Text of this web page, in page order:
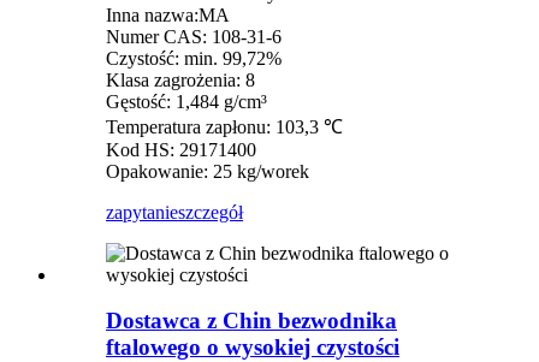
Inna nazwa:MA
Numer CAS: 108-31-6
Czystość: min. 99,72%
Klasa zagrożenia: 8
Gęstość: 1,484 g/cm³
Temperatura zapłonu: 103,3 ℃
Kod HS: 29171400
Opakowanie: 25 kg/worek
zapytanieszczegół
Dostawca z Chin bezwodnika
ftalowego o wysokiej czystości